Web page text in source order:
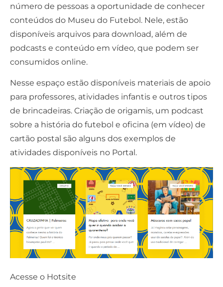
número de pessoas a oportunidade de conhecer
conteúdos do Museu do Futebol. Nele, estão
disponíveis arquivos para download, além de
podcasts e conteúdo em vídeo, que podem ser
consumidos online.
Nesse espaço estão disponíveis materiais de apoio
para professores, atividades infantis e outros tipos
de brincadeiras. Criação de origamis, um podcast
sobre a história do futebol e oficina (em vídeo) de
cartão postal são alguns dos exemplos de
atividades disponíveis no Portal.
Acesse o Hotsite